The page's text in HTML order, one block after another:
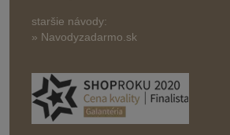
staršie návody:
» Navodyzadarmo.sk